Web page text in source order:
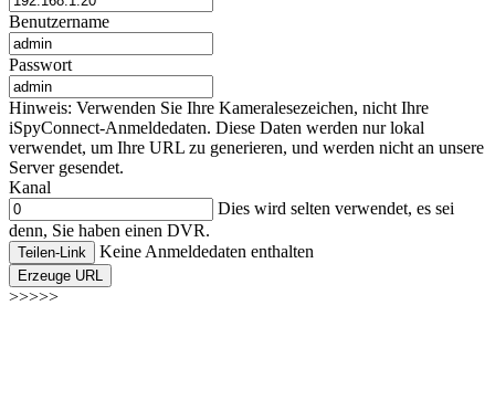
Benutzername
Passwort
Hinweis: Verwenden Sie Ihre Kameralesezeichen, nicht Ihre
iSpyConnect-Anmeldedaten. Diese Daten werden nur lokal
verwendet, um Ihre URL zu generieren, und werden nicht an unsere
Server gesendet.
Kanal
Dies wird selten verwendet, es sei
denn, Sie haben einen DVR.
Teilen-Link Keine Anmeldedaten enthalten
Erzeuge URL
>>>>>